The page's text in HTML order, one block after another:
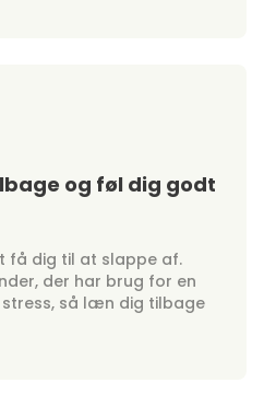
og føl dig godt
få dig til at slappe af.
der har brug for en
så læn dig tilbage